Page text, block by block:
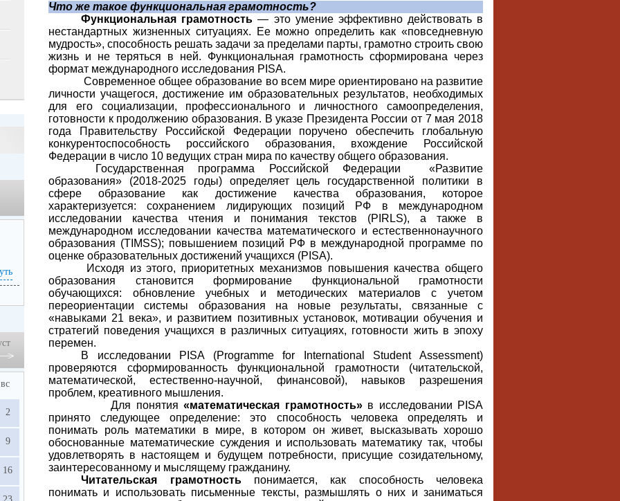
Что же такое функциональная грамотность?
Функциональная грамотность — это умение эффективно действовать в
нестандартных жизненных ситуациях. Ее можно определить как «повседневную
мудрость», способность решать задачи за пределами парты, грамотно строить свою
жизнь и не теряться в ней. Функциональная грамотность сформирована через
формат международного исследования PISA.
Современное общее образование во всем мире ориентировано на развитие
личности учащегося, достижение им образовательных результатов, необходимых
для его социализации, профессионального и личностного самоопределения,
готовности к продолжению образования. В указе Президента России от 7 мая 2018
года Правительству Российской Федерации поручено обеспечить глобальную
конкурентоспособность российского образования, вхождение Российской
Федерации в число 10 ведущих стран мира по качеству общего образования.
Государственная программа Российской Федерации «Развитие
образования» (2018-2025 годы) определяет цель государственной политики в
сфере образование как достижение качества образования, которое
характеризуется: сохранением лидирующих позиций РФ в международном
исследовании качества чтения и понимания текстов (PIRLS), а также в
международном исследовании качества математического и естественнонаучного
образования (TIMSS); повышением позиций РФ в международной программе по
оценке образовательных достижений учащихся (PISA).
Исходя из этого, приоритетных механизмов повышения качества общего
образования становится формирование функциональной грамотности
обучающихся: обновление учебных и методических материалов с учетом
переориентации системы образования на новые результаты, связанные с
«навыками 21 века», и развитием позитивных установок, мотивации обучения и
стратегий поведения учащихся в различных ситуациях, готовности жить в эпоху
перемен.
В исследовании PISA (Programme for International Student Assessment)
проверяются сформированность функциональной грамотности (читательской,
математической, естественно-научной, финансовой), навыков разрешения
проблем, креативного мышления.
Для понятия «математическая грамотность»в исследовании PISA
принято следующее определение: это способность человека определять и
понимать роль математики в мире, в котором он живет, высказывать хорошо
обоснованные математические суждения и использовать математику так, чтобы
удовлетворять в настоящем и будущем потребности, присущие созидательному,
заинтересованному и мыслящему гражданину.
Читательская грамотностьпонимается, как способность человека
понимать и использовать письменные тексты, размышлять о них и заниматься
вс
2
9
16